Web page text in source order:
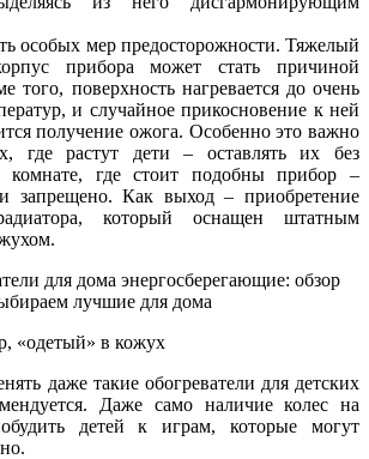
особых мер предосторожности. Тяжелый
прибора может стать причиной
того, поверхность нагревается до очень
и случайное прикосновение к ней
получение ожога. Особенно это важно
где растут дети – оставлять их без
комнате, где стоит подобны прибор –
запрещено. Как выход – приобретение
который оснащен штатным
«одетый» в кожух
даже такие обогреватели для детских
Даже само наличие колес на
детей к играм, которые могут